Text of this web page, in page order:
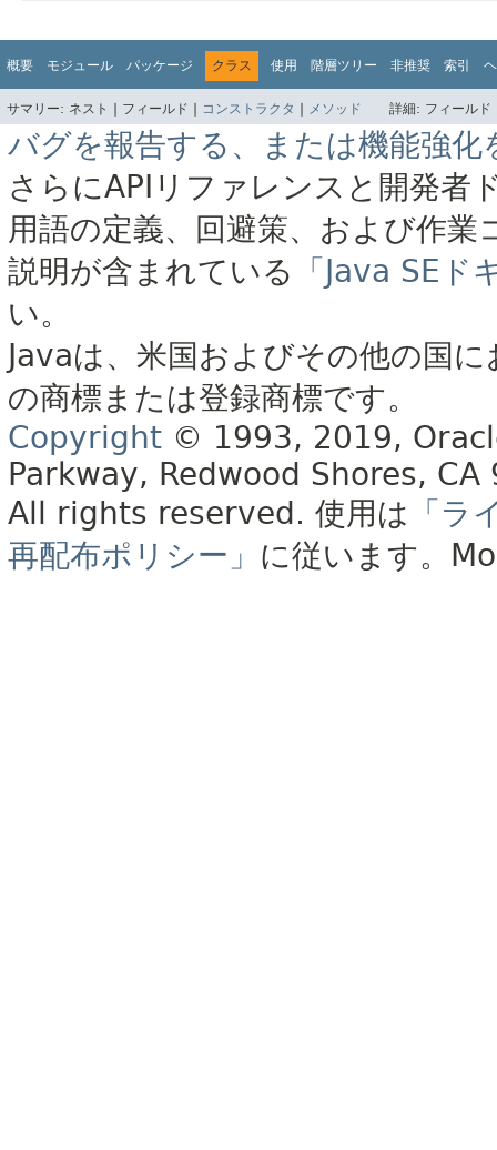
概要 モジュール パッケージ クラス 使用 階層ツリー 非推奨 索引
サマリー: ネスト | フィールド | コンストラクタ | メソッド 詳細: フィール
バグを報告する、または機能強化
さらにAPIリファレンスと開発者
用語の定義、回避策、および作
説明が含まれている
「Java SE
い。
Javaは、米国およびその他の国
の商標または登録商標です。
Copyright © 1993, 2019,
Parkway, Redwood Shores, CA
All rights reserved. 使用は 「ラ
再配布ポリシー」 に従います。